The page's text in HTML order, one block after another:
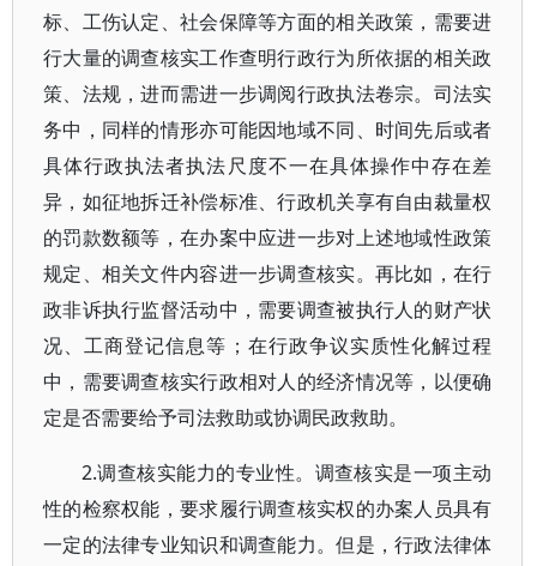
标、工伤认定、社会保障等方面的相关政策，需要进
行大量的调查核实工作查明行政行为所依据的相关政
策、法规，进而需进一步调阅行政执法卷宗。司法实
务中，同样的情形亦可能因地域不同、时间先后或者
具体行政执法者执法尺度不一在具体操作中存在差
异，如征地拆迁补偿标准、行政机关享有自由裁量权
的罚款数额等，在办案中应进一步对上述地域性政策
规定、相关文件内容进一步调查核实。再比如，在行
政非诉执行监督活动中，需要调查被执行人的财产状
况、工商登记信息等；在行政争议实质性化解过程
中，需要调查核实行政相对人的经济情况等，以便确
定是否需要给予司法救助或协调民政救助。
2.调查核实能力的专业性。调查核实是一项主动
性的检察权能，要求履行调查核实权的办案人员具有
一定的法律专业知识和调查能力。但是，行政法律体